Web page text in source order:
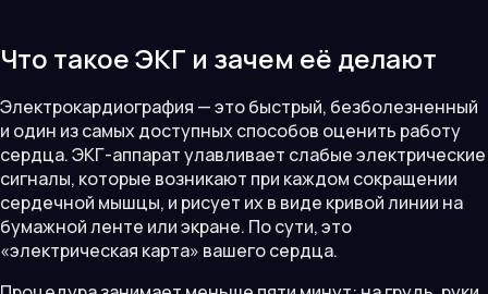
Что такое ЭКГ и зачем её делают
Электрокардиография — это быстрый, безболезненный
и один из самых доступных способов оценить работу
сердца. ЭКГ-аппарат улавливает слабые электрические
сигналы, которые возникают при каждом сокращении
сердечной мышцы, и рисует их в виде кривой линии на
бумажной ленте или экране. По сути, это
«электрическая карта» вашего сердца.